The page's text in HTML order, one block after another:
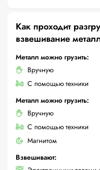
Как проходит
взвешивание
Металл можно грузить:
Вручную
С помощью техники
Металл можно грузить:
Вручную
С помощью техники
Магнитом
Взвешивают: